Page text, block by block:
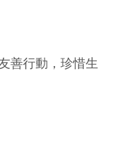
善行動，珍惜生